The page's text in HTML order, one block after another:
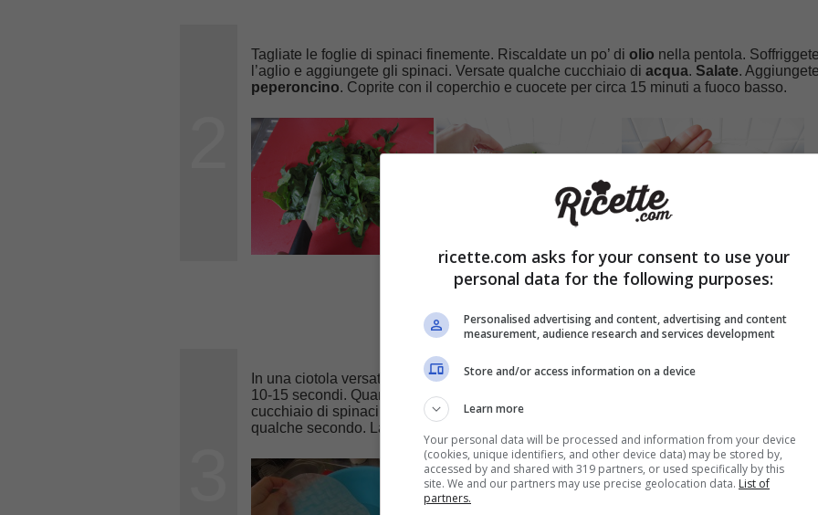
Tagliate le foglie di spinaci finemente. Riscaldate un po’ diolio nella pentola. Soffriggete
l’aglio e aggiungete gli spinaci. Versate qualche cucchiaio diacqua. Salate.
peperoncino. Coprite con il coperchio e cuocete per circa 15 minuti a fuoco basso.
In una ciotola versate l’acqua calda. Immergete una foglia dicarta di riso
10-15 secondi. Quando diventerà elastica, appoggiatela su un piatto e mettete in mezzo
cucchiaio di spinaci. Con le dita unite i bordi sulla cima e schiacciate delicatamente per
qualche secondo. Lasciate asciugare per qualche minuto e servite con delle salse a
ricette.com asks for your consent to use your
personal data for the following purposes:
Personalised advertising and content, advertising and content
measurement, audience research and services development
Store and/or access information on a device
Learn more
Your personal data will be processed and information from your device
(cookies, unique identifiers, and other device data) may be stored by,
accessed by and shared with 319 partners, or used specifically by this
site. We and our partners may use precise geolocation data. List of
partners.